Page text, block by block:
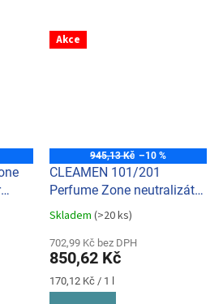
Akce
945,13 Kč –10 %
CLEAMEN 101/201
Perfume Zone neutralizátor
zápachu, osvěžovač Norte
Průměrné
produktu
je
5,0
z
Skladem (>20 ks)
702,99 Kč bez DPH
850,62 Kč
Měrná
cena:
170,12 Kč / 1 l